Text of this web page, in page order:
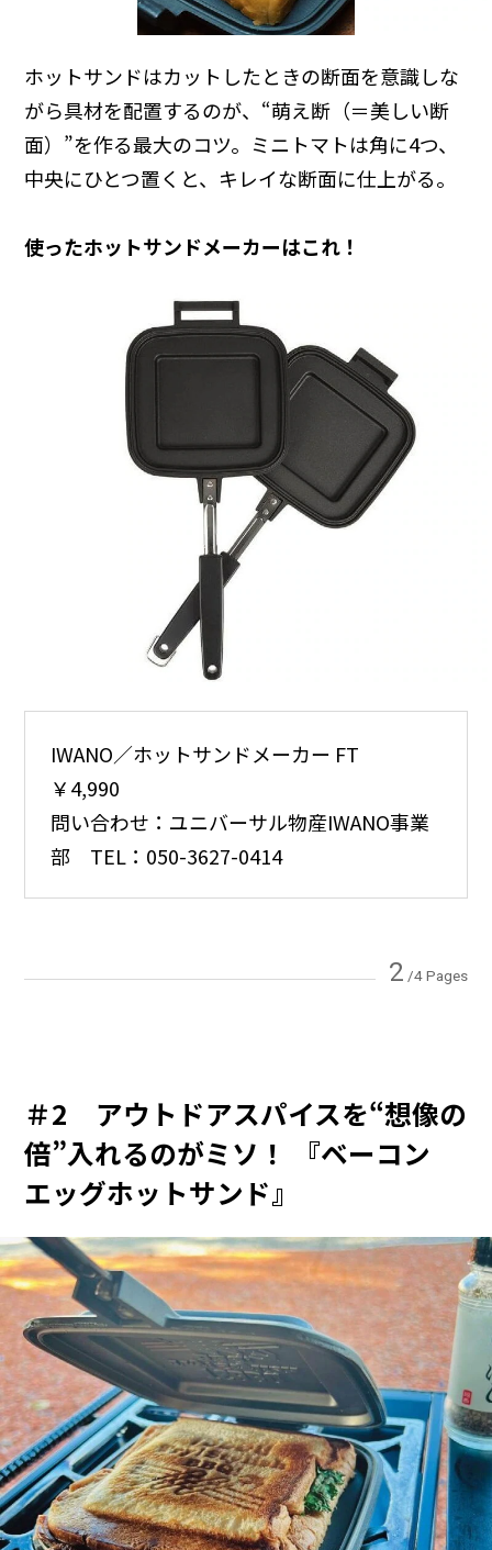
ホットサンドはカットしたときの断面を意識しな
がら具材を配置するのが、“萌え断（＝美しい断
面）”を作る最大のコツ。ミニトマトは角に4つ、
中央にひとつ置くと、キレイな断面に仕上がる。
使ったホットサンドメーカーはこれ！
IWANO／ホットサンドメーカー FT
￥4,990
問い合わせ：ユニバーサル物産IWANO事業
部 TEL：050-3627-0414
2 /4 Pages
＃2 アウトドアスパイスを“想像の
倍”入れるのがミソ！ 『ベーコン
エッグホットサンド』